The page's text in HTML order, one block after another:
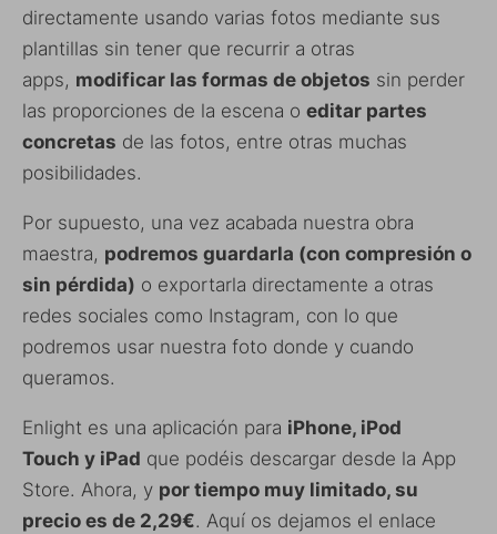
directamente usando varias fotos mediante sus
plantillas sin tener que recurrir a otras
apps, modificar las formas de objetos sin perder
las proporciones de la escena o editar partes
concretas de las fotos, entre otras muchas
posibilidades.
Por supuesto, una vez acabada nuestra obra
maestra, podremos guardarla (con compresión o
sin pérdida) o exportarla directamente a otras
redes sociales como Instagram, con lo que
podremos usar nuestra foto donde y cuando
queramos.
Enlight es una aplicación para iPhone, iPod
Touch y iPad que podéis descargar desde la App
Store. Ahora, y por tiempo muy limitado, su
precio es de 2,29€. Aquí os dejamos el enlace